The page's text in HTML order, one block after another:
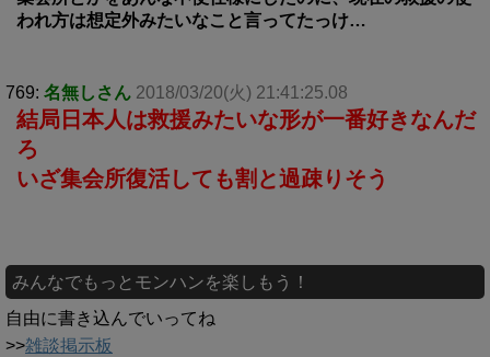
われ方は想定外みたいなこと言ってたっけ…
769: 名無しさん 2018/03/20(火) 21:41:25.08
結局日本人は救援みたいな形が一番好きなんだ
ろ
いざ集会所復活しても割と過疎りそう
みんなでもっとモンハンを楽しもう！
自由に書き込んでいってね
>>雑談掲示板